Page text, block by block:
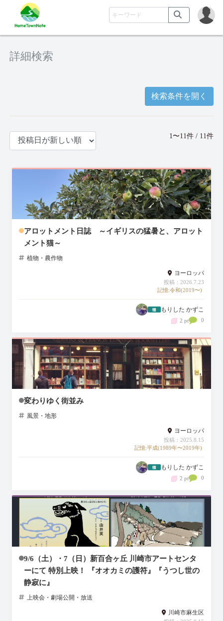
詳細検索
検索条件を開く
1〜11件 / 11件
アロットメント日誌 ～イギリスの猛暑と、アロット
メント猫～
植物・農作物
ヨーロッパ
投稿：2026.7.23
記憶:令和(2019〜)
もりした かずこ
2 pt 0
変わりゆく街並み
風景・地形
ヨーロッパ
投稿：2025.8.15
記憶:平成(1989年〜2019年)
もりした かずこ
2 pt 0
9/6（土）・7（日）新百合ヶ丘 川崎市アートセンタ
ーにて 特別上映！ 『オオカミの護符』『うつし世の
静寂に』
上映会・劇場公開・放送
川崎市麻生区